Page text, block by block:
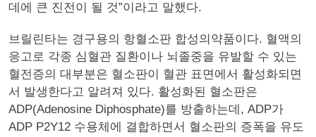
데에 큰 진전이 될 것”이라고 말했다.
브릴린타는 경구용의 항혈소판 합성의약품이다. 혈액의
응고로 각종 심혈관 질환이나 뇌졸중을 유발할 수 있는
혈전증의 대부분은 혈소판이 혈관 표면에서 활성화되면
서 발생한다고 알려져 있다. 활성화된 혈소판은
ADP(Adenosine Diphosphate)를 방출하는데, ADP가
ADP P2Y12 수용체에 결합하면서 혈소판의 증폭을 유도